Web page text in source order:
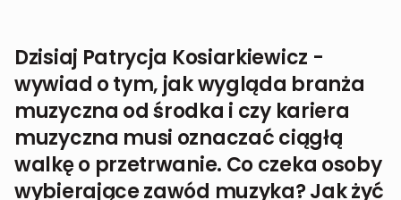
Dzisiaj Patrycja Kosiarkiewicz -
wywiad o tym, jak wygląda branża
muzyczna od środka i czy kariera
muzyczna musi oznaczać ciągłą
walkę o przetrwanie. Co czeka osoby
wybierające zawód muzyka? Jak żyć